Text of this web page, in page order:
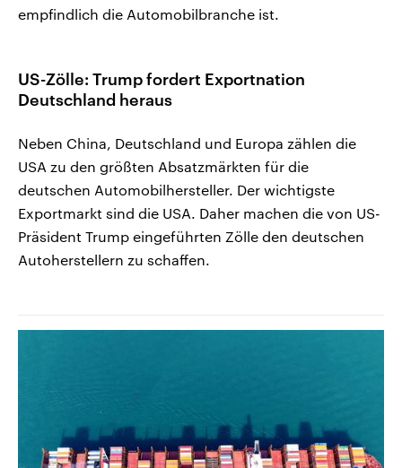
empfindlich die Automobilbranche ist.
US-Zölle: Trump fordert Exportnation
Deutschland heraus
Neben China, Deutschland und Europa zählen die
USA zu den größten Absatzmärkten für die
deutschen Automobilhersteller. Der wichtigste
Exportmarkt sind die USA. Daher machen die von US-
Präsident Trump eingeführten Zölle den deutschen
Autoherstellern zu schaffen.